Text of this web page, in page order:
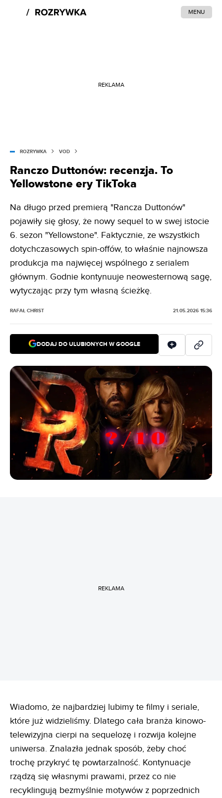
MENU
REKLAMA
ROZRYWKA VOD
Ranczo Duttonów: recenzja. To
Yellowstone ery TikToka
Na długo przed premierą "Rancza Duttonów"
pojawiły się głosy, że nowy sequel to w swej istocie
6. sezon "Yellowstone". Faktycznie, ze wszystkich
dotychczasowych spin-offów, to właśnie najnowsza
produkcja ma najwięcej wspólnego z serialem
głównym. Godnie kontynuuje neowesternową sagę,
wytyczając przy tym własną ścieżkę.
RAFAŁ CHRIST 21.05.2026 15:36
DODAJ DO ULUBIONYCH W GOOGLE
REKLAMA
Wiadomo, że najbardziej lubimy te filmy i seriale,
które już widzieliśmy. Dlatego cała branża kinowo-
telewizyjna cierpi na sequelozę i rozwija kolejne
uniwersa. Znalazła jednak sposób, żeby choć
trochę przykryć tę powtarzalność. Kontynuacje
rządzą się własnymi prawami, przez co nie
recyklingują bezmyślnie motywów z poprzednich